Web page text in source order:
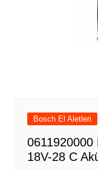
Bosch El Aletleri
0611920000
18V-28 C